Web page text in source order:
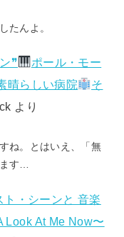
たんよ。
❞
ポール・モー
晴らしい病院
そ
より
ね。とはいえ、「無
す…
・シーンと 音楽
Look At Me Now〜